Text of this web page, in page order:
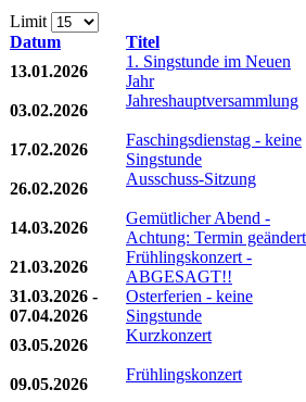
Limit
Datum
Titel
13.01.2026
1. Singstunde im Neuen
Jahr
03.02.2026
Jahreshauptversammlung
17.02.2026
Faschingsdienstag - keine
Singstunde
26.02.2026
Ausschuss-Sitzung
14.03.2026
Gemütlicher Abend -
Achtung: Termin geändert
21.03.2026
Frühlingskonzert -
ABGESAGT!!
31.03.2026 -
07.04.2026
Osterferien - keine
Singstunde
03.05.2026
Kurzkonzert
09.05.2026
Frühlingskonzert